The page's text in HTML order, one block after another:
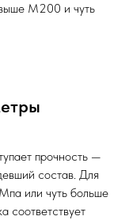
М200 и чуть
прочность —
состав. Для
или чуть больше
соответствует